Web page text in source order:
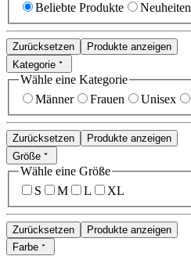
Beliebte Produkte
Neuheiten
Zurücksetzen
Produkte anzeigen
Kategorie
Wähle eine Kategorie
Männer
Frauen Unisex
Zurücksetzen
Produkte anzeigen
Größe
Wähle eine Größe
S
M L XL
Zurücksetzen
Produkte anzeigen
Farbe